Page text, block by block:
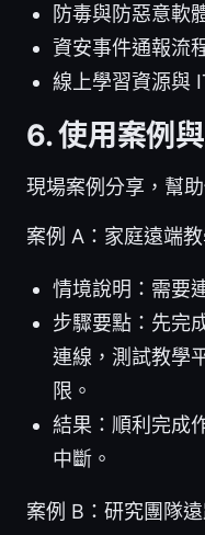
防毒與防惡意軟
資安事件通報流
線上學習資源與
6. 使用案例
現場案例分享，幫
案例 A：家庭遠端
情境說明：需要
步驟要點：先完
連線，測試教學
限。
結果：順利完成
中斷。
案例 B：研究團隊